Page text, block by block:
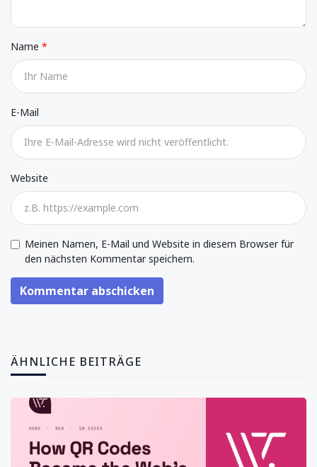
Name
E-Mail
Website
Meinen Namen, E-Mail und Website in diesem Browser für
den nächsten Kommentar speichern.
Kommentar abschicken
ÄHNLICHE BEITRÄGE